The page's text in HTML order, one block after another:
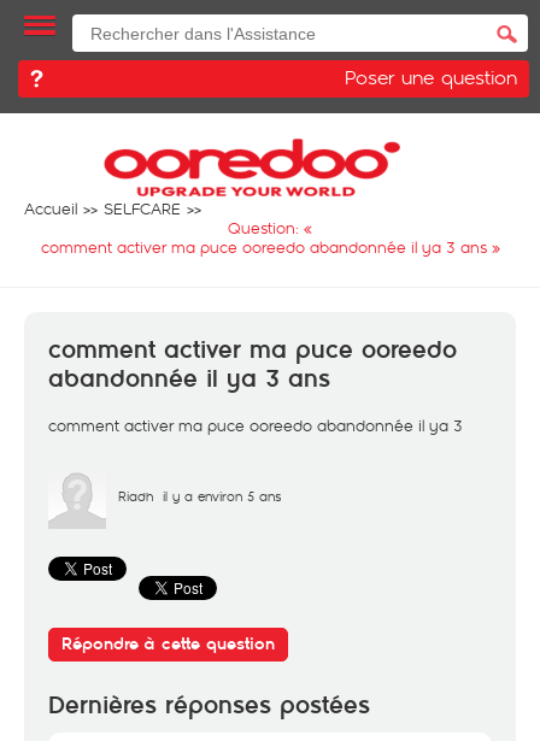
Poser une question
Accueil
SELFCARE
Question: «
comment activer ma puce ooreedo abandonnée il ya 3 ans»
comment activer ma puce ooreedo
abandonnée il ya 3 ans
comment activer ma puce ooreedo abandonnée il ya 3
Riadh il y a environ 5 ans
Répondre à cette question
Dernières réponses postées